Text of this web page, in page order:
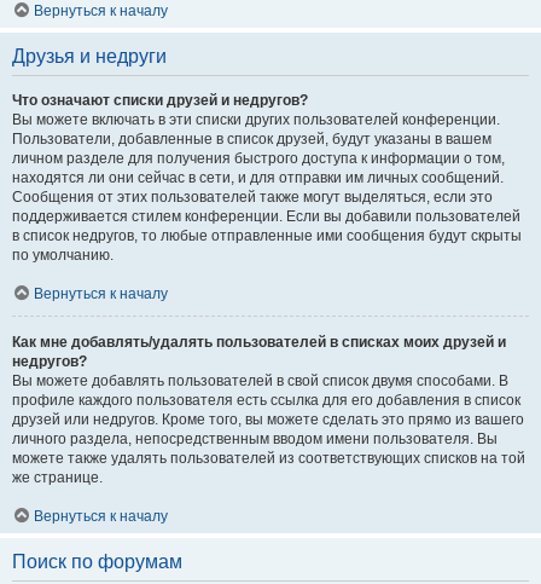
Вернуться к началу
Друзья и недруги
Что означают списки друзей и недругов?
Вы можете включать в эти списки других пользователей конференции.
Пользователи, добавленные в список друзей, будут указаны в вашем
личном разделе для получения быстрого доступа к информации о том,
находятся ли они сейчас в сети, и для отправки им личных сообщений.
Сообщения от этих пользователей также могут выделяться, если это
поддерживается стилем конференции. Если вы добавили пользователей
в список недругов, то любые отправленные ими сообщения будут скрыты
по умолчанию.
Вернуться к началу
Как мне добавлять/удалять пользователей в списках моих друзей и
недругов?
Вы можете добавлять пользователей в свой список двумя способами. В
профиле каждого пользователя есть ссылка для его добавления в список
друзей или недругов. Кроме того, вы можете сделать это прямо из вашего
личного раздела, непосредственным вводом имени пользователя. Вы
можете также удалять пользователей из соответствующих списков на той
же странице.
Вернуться к началу
Поиск по форумам